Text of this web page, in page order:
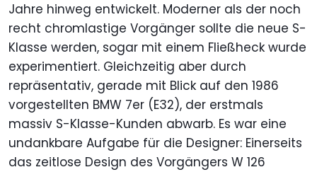
Jahre hinweg entwickelt. Moderner als der noch
recht chromlastige Vorgänger sollte die neue S-
Klasse werden, sogar mit einem Fließheck wurde
experimentiert. Gleichzeitig aber durch
repräsentativ, gerade mit Blick auf den 1986
vorgestellten BMW 7er (E32), der erstmals
massiv S-Klasse-Kunden abwarb. Es war eine
undankbare Aufgabe für die Designer: Einerseits
das zeitlose Design des Vorgängers W 126